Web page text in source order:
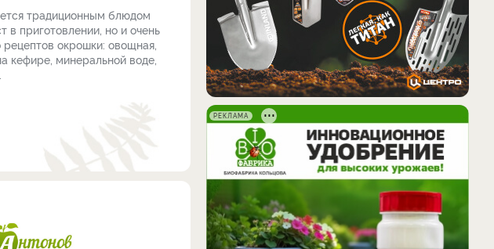
традиционным блюдом
в приготовлении, но и очень
окрошки: овощная,
кефире, минеральной воде,
РЕКЛАМА